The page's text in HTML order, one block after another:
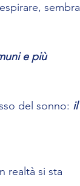
sembra
e più
del sonno: il
realtà si sta